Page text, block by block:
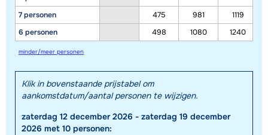
7 personen
6 personen
475
981
1119
498
1080 1240
minder/meer personen
Klik in bovenstaande prijstabel om
aankomstdatum/aantal personen te wijzigen.
zaterdag 12 december 2026 - zaterdag 19 december
2026 met 10 personen: